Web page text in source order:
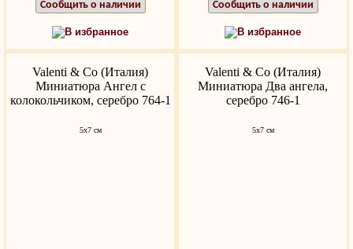
Сообщить о наличии
В избранное
Сообщить о наличии
В избранное
Valenti & Co (Италия)
Миниатюра Ангел с
колокольчиком, серебро 764-1
5х7 см
Valenti & Co (Италия)
Миниатюра Два ангела,
серебро 746-1
5х7 см